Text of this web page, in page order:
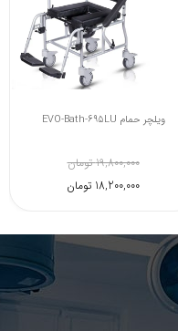
ویلچر حمام EVO-Bath-695LU
19,800,000 تومان
18,200,000 تومان